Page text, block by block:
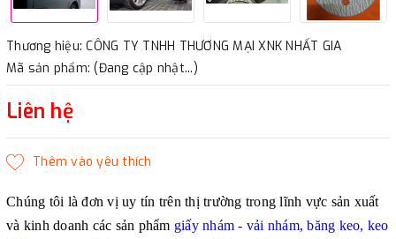
Thương hiệu: CÔNG TY TNHH THƯƠNG MẠI XNK NHẤT GIA
Mã sản phẩm: (Đang cập nhật...)
Liên hệ
Chúng tôi là đơn vị uy tín trên thị trường trong lĩnh vực sản xuất
và kinh doanh các sản phẩm giấy nhám - vải nhám, băng keo, keo